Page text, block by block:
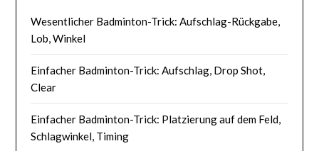
Wesentlicher Badminton-Trick: Aufschlag-Rückgabe,
Lob, Winkel
Einfacher Badminton-Trick: Aufschlag, Drop Shot,
Clear
Einfacher Badminton-Trick: Platzierung auf dem Feld,
Schlagwinkel, Timing